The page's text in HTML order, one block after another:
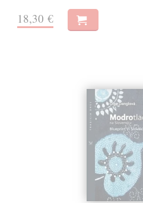
18,30 €